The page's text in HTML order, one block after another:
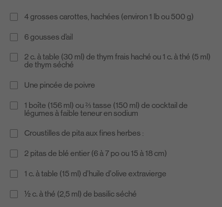
4 grosses carottes, hachées (environ 1 lb ou 500 g)
6 gousses d’ail
2 c. à table (30 ml) de thym frais haché ou 1 c. à thé (5 ml)
de thym séché
Une pincée de poivre
1 boîte (156 ml) ou ⅔ tasse (150 ml) de cocktail de
légumes à faible teneur en sodium
Croustilles de pita aux fines herbes :
2 pitas de blé entier (6 à 7 po ou 15 à 18 cm)
1 c. à table (15 ml) d’huile d’olive extravierge
½ c. à thé (2,5 ml) de basilic séché